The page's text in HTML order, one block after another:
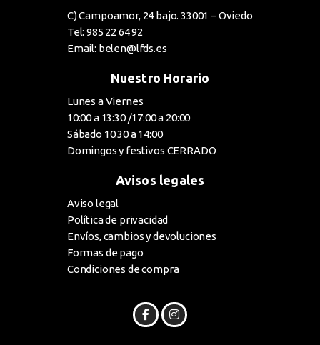
C) Campoamor, 24 bajo. 33001 – Oviedo
Tel: 985 22 64 92
Email: belen@lfds.es
Nuestro Horario
Lunes a Viernes
10:00 a 13:30 /17:00 a 20:00
Sábado 10:30 a 14:00
Domingos y festivos CERRADO
Avisos legales
Aviso legal
Política de privacidad
Envíos, cambios y devoluciones
Formas de pago
Condiciones de compra